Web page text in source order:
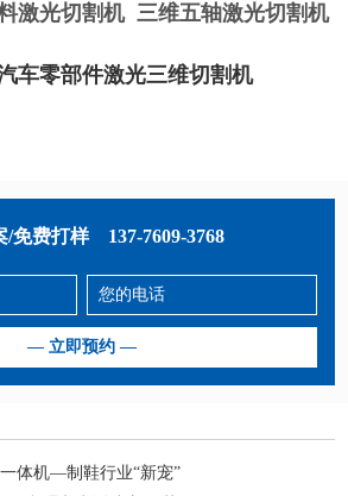
激光切割机 三维五轴激光切割机
/免费打样 137-7609-3768
体机—制鞋行业“新宠”